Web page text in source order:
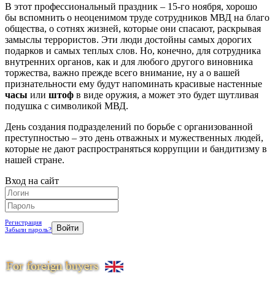
В этот профессиональный праздник – 15-го ноября, хорошо
бы вспомнить о неоценимом труде сотрудников МВД на благо
общества, о сотнях жизней, которые они спасают, раскрывая
замыслы террористов. Эти люди достойны самых дорогих
подарков и самых теплых слов. Но, конечно, для сотрудника
внутренних органов, как и для любого другого виновника
торжества, важно прежде всего внимание, ну а о вашей
признательности ему будут напоминать красивые настенные
часы или штоф в виде оружия, а может это будет шутливая
подушка с символикой МВД.
День создания подразделений по борьбе с организованной
преступностью – это день отважных и мужественных людей,
которые не дают распространяться коррупции и бандитизму в
нашей стране.
Вход на сайт
Регистрация
Забыли пароль?